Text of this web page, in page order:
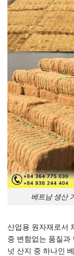
베트남 생산
산업용 원자재로서
중 변함없는 품질과
넛 산지 중 하나인